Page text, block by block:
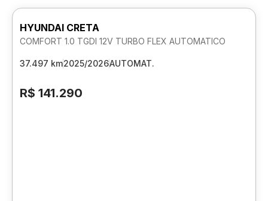
HYUNDAI CRETA
COMFORT 1.0 TGDI 12V TURBO FLEX AUTOMATICO
37.497 km2025/2026AUTOMAT.
R$ 141.290